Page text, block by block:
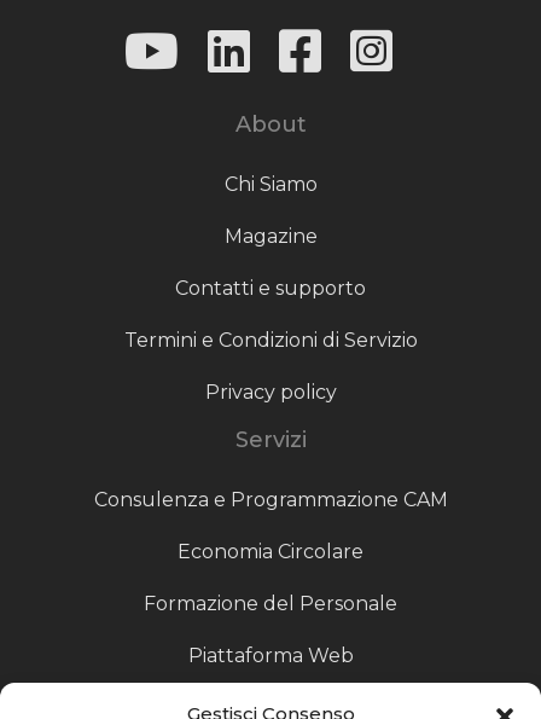
Gestisci Consenso
About
Chi Siamo
Magazine
Contatti e supporto
Termini e Condizioni di Servizio
Privacy policy
Servizi
Consulenza e Programmazione CAM
Economia Circolare
Formazione del Personale
Piattaforma Web
Scouting fornitori